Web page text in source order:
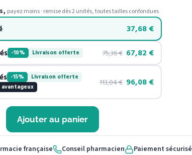
payez moins · remise dès 2 unités, toutes tailles confondues
37,68€
-10% Livraison offerte 75,36€ 67,82 €
-15%
Livraison offerte
113,04€ 96,08€
Ajouter au panier
française Conseil pharmacien Paiement sécurisé